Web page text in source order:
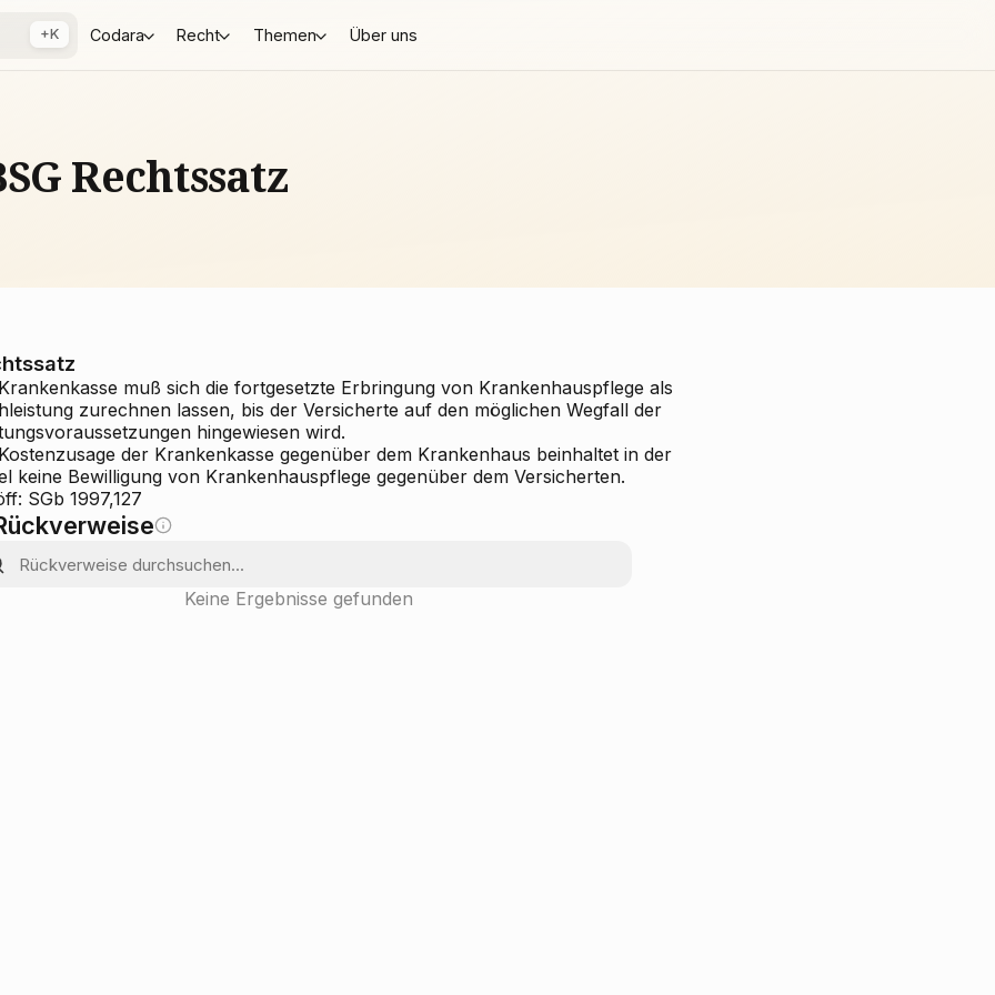
+K Codara Recht Themen Über uns
Rechtssatz
muß sich die fortgesetzte Erbringung von Krankenhauspflege als
zurechnen lassen, bis der Versicherte auf den möglichen Wegfall der
hingewiesen wird.
der Krankenkasse gegenüber dem Krankenhaus beinhaltet in der
keine Bewilligung von Krankenhauspflege gegenüber dem Versicherten.
SGb 1997,127
Keine Ergebnisse gefunden